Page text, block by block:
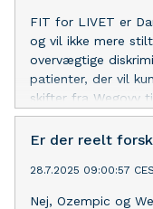
FIT for LIVET er
og vil ikke mere
overvægtige
patienter, der vil
skifter fra Wegovy
Er der reelt
28.7.2025 09:00:57
Nej, Ozempic og